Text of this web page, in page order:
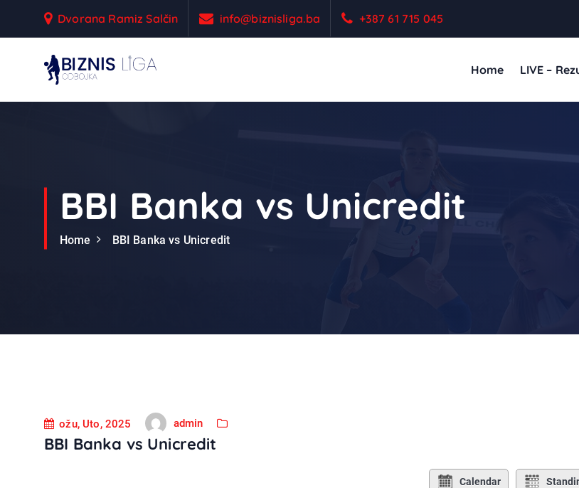
Dvorana Ramiz Salčin info@biznisliga.ba +387 61 715 045
Home LIVE –
BBI Banka vs Unicredit
Home BBI Banka vs Unicredit
ožu, Uto, 2025 admin
BBI Banka vs Unicredit
Calendar